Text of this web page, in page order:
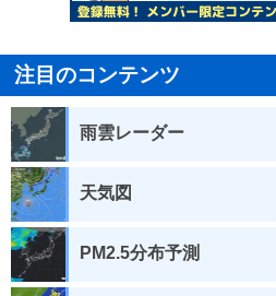
注目のコンテンツ
雨雲レーダー
天気図
PM2.5分布予測